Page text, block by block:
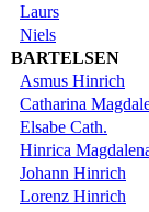
Laurs
Niels
BARTELSEN
Asmus Hinrich
Catharina
Elsabe Cath.
Hinrica
Johann Hinrich
Lorenz Hinrich